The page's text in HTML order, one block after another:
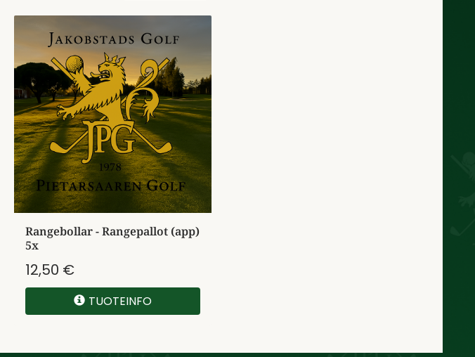
Rangebollar - Rangepallot (app)
5x
12,50 €
TUOTEINFO